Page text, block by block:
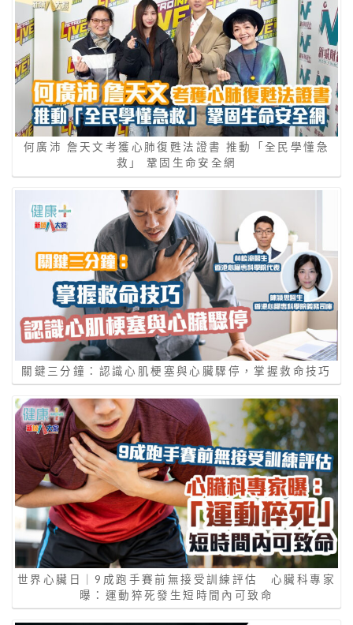
何廣沛 詹天文考獲心肺復甦法證書 推動「全民學懂急
救」 鞏固生命安全網
關鍵三分鐘：認識心肌梗塞與心臟驟停，掌握救命技巧
世界心臟日｜9成跑手賽前無接受訓練評估 心臟科專家
曝：運動猝死發生短時間內可致命